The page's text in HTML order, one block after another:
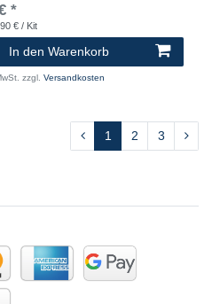
*
€ / Kit
In den Warenkorb
zzgl. Versandkosten
1 2 3